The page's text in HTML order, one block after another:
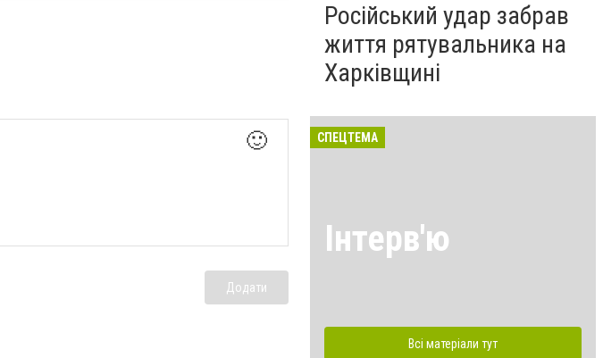
🙂
Додати
Російський удар забрав
життя рятувальника на
Харківщині
СПЕЦТЕМА
Інтерв'ю
Всі матеріали тут